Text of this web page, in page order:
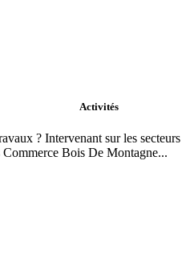
Activités
? Intervenant sur les secteurs
Bois De Montagne...